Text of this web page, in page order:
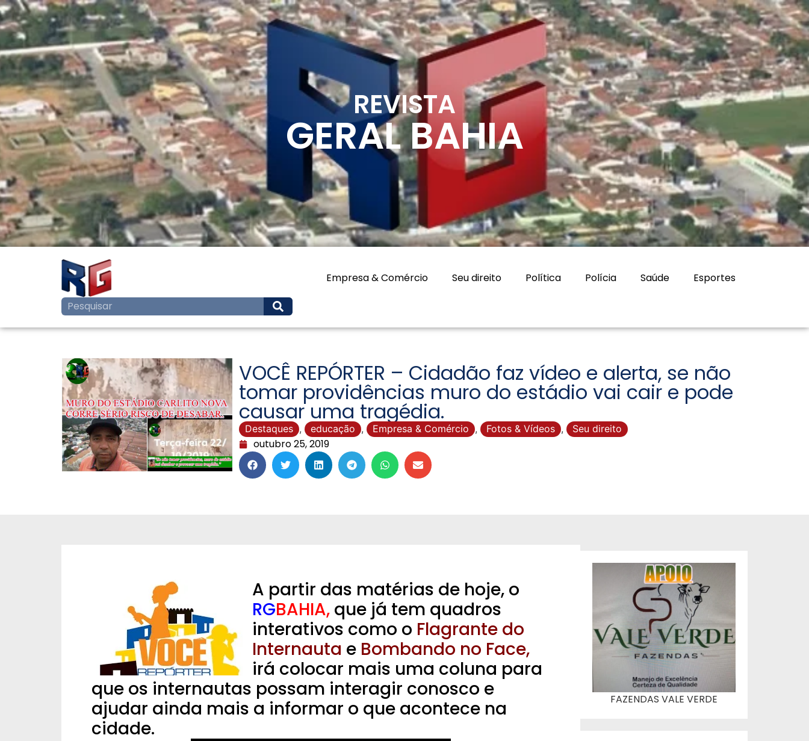
REVISTA
GERAL BAHIA
Empresa & Comércio Seu direito Política Polícia Saúde Esportes
VOCÊ REPÓRTER – Cidadão faz vídeo e alerta, se não
tomar providências muro do estádio vai cair e pode
causar uma tragédia.
Destaques , educação , Empresa & Comércio , Fotos & Vídeos , Seu direito
outubro 25, 2019
A partir das matérias de hoje, o
RGBAHIA, que já tem quadros
interativos como o Flagrante do
Internauta e Bombando no Face,
irá colocar mais uma coluna para
que os internautas possam interagir conosco e
ajudar ainda mais a informar o que acontece na
cidade.
FAZENDAS VALE VERDE